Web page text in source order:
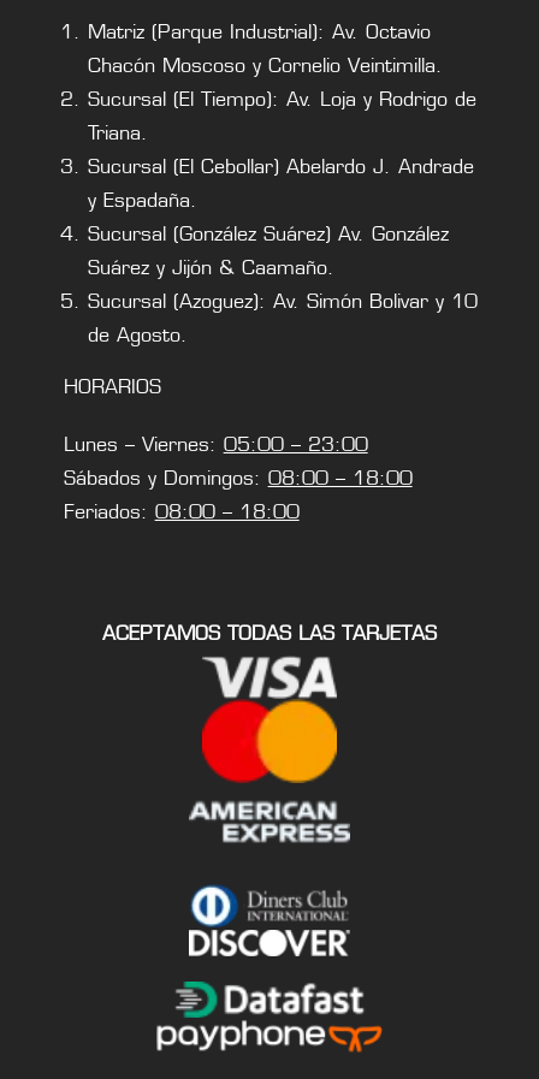
Matriz (Parque Industrial): Av. Octavio
Chacón Moscoso y Cornelio Veintimilla.
Sucursal (El Tiempo): Av. Loja y Rodrigo de
Triana.
Sucursal (El Cebollar) Abelardo J. Andrade
y Espadaña.
Sucursal (González Suárez) Av. González
Suárez y Jijón & Caamaño.
Sucursal (Azoguez): Av. Simón Bolivar y 10
de Agosto.
HORARIOS
Lunes – Viernes: 05:00 – 23:00
Sábados y Domingos: 08:00 – 18:00
Feriados: 08:00 – 18:00
ACEPTAMOS TODAS LAS TARJETAS